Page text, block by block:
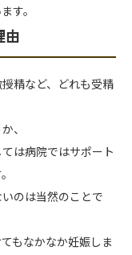
す。
由
精など、どれも受精
、
は病院ではサポート
のは当然のことで
もなかなか妊娠しま